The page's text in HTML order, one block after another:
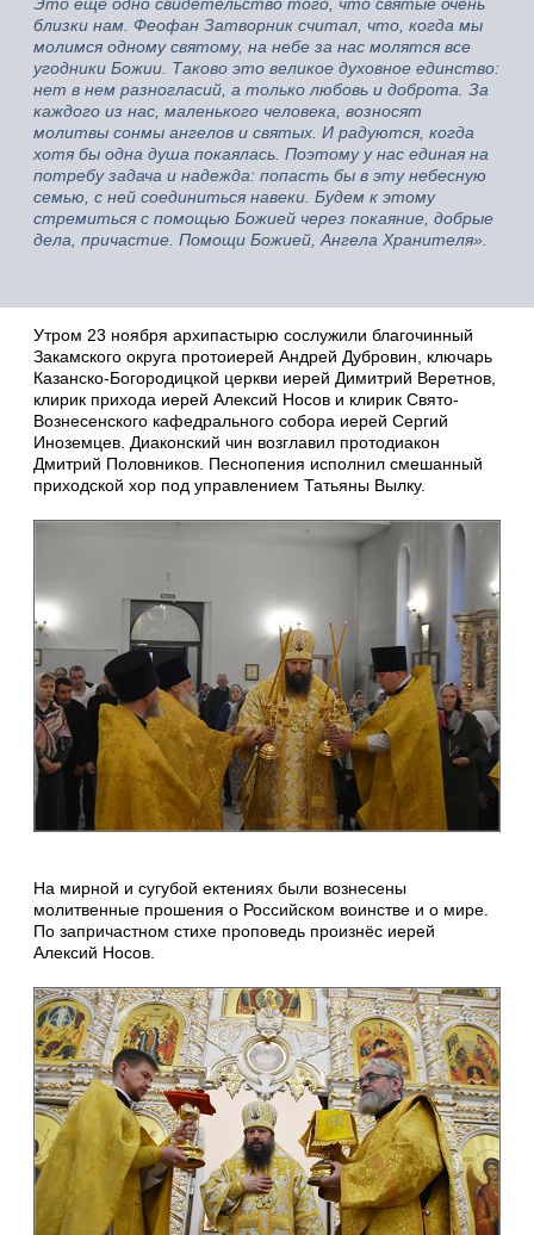
близки нам. Феофан Затворник считал, что, когда мы
молимся одному святому, на небе за нас молятся все
угодники Божии. Таково это великое духовное единство:
нет в нем разногласий, а только любовь и доброта. За
каждого из нас, маленького человека, возносят
молитвы сонмы ангелов и святых. И радуются, когда
хотя бы одна душа покаялась. Поэтому у нас единая на
потребу задача и надежда: попасть бы в эту небесную
семью, с ней соединиться навеки. Будем к этому
стремиться с помощью Божией через покаяние, добрые
дела, причастие. Помощи Божией, Ангела Хранителя».
Утром 23 ноября архипастырю сослужили благочинный
Закамского округа протоиерей Андрей Дубровин, ключарь
Казанско-Богородицкой церкви иерей Димитрий Веретнов,
клирик прихода иерей Алексий Носов и клирик Свято-
Вознесенского кафедрального собора иерей Сергий
Иноземцев. Диаконский чин возглавил протодиакон
Дмитрий Половников. Песнопения исполнил смешанный
приходской хор под управлением Татьяны Вылку.
На мирной и сугубой ектениях были вознесены
молитвенные прошения о Российском воинстве и о мире.
По запричастном стихе проповедь произнёс иерей
Алексий Носов.